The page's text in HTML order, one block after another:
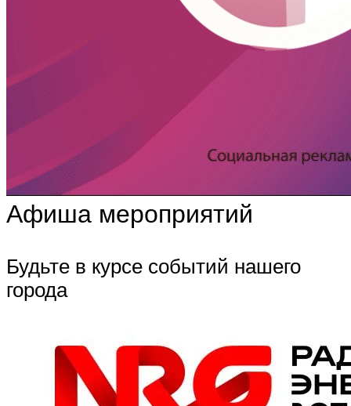
Афиша мероприятий
Будьте в курсе событий нашего
города